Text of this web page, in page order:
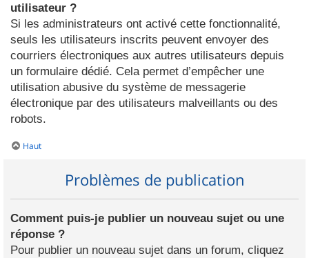
utilisateur ?
Si les administrateurs ont activé cette fonctionnalité,
seuls les utilisateurs inscrits peuvent envoyer des
courriers électroniques aux autres utilisateurs depuis
un formulaire dédié. Cela permet d’empêcher une
utilisation abusive du système de messagerie
électronique par des utilisateurs malveillants ou des
robots.
Haut
Problèmes de publication
Comment puis-je publier un nouveau sujet ou une
réponse ?
Pour publier un nouveau sujet dans un forum, cliquez